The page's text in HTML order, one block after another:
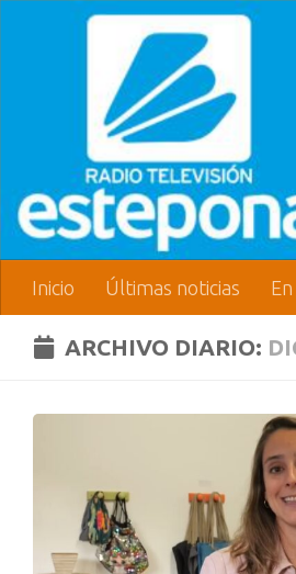
Inicio Últimas noticias
ARCHIVO DIARIO: